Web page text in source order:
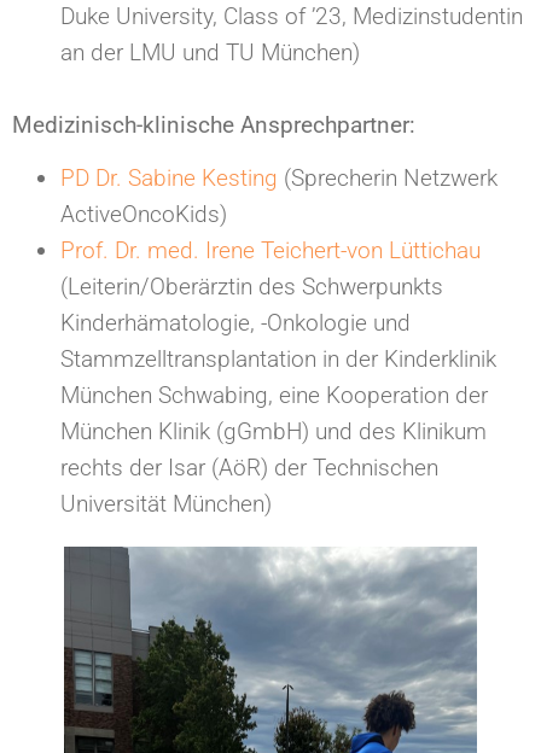
Duke University, Class of ’23, Medizinstudentin
an der LMU und TU München)
Medizinisch-klinische Ansprechpartner:
PD Dr. Sabine Kesting (Sprecherin Netzwerk
ActiveOncoKids)
Prof. Dr. med. Irene Teichert-von Lüttichau
(Leiterin/Oberärztin des Schwerpunkts
Kinderhämatologie, -Onkologie und
Stammzelltransplantation in der Kinderklinik
München Schwabing, eine Kooperation der
München Klinik (gGmbH) und des Klinikum
rechts der Isar (AöR) der Technischen
Universität München)